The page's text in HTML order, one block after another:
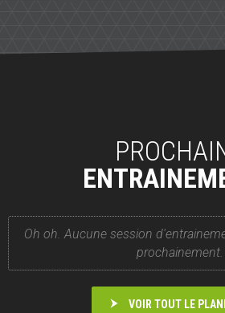
Oh oh. Aucune session
prochainement.
VOIR TOUT LE